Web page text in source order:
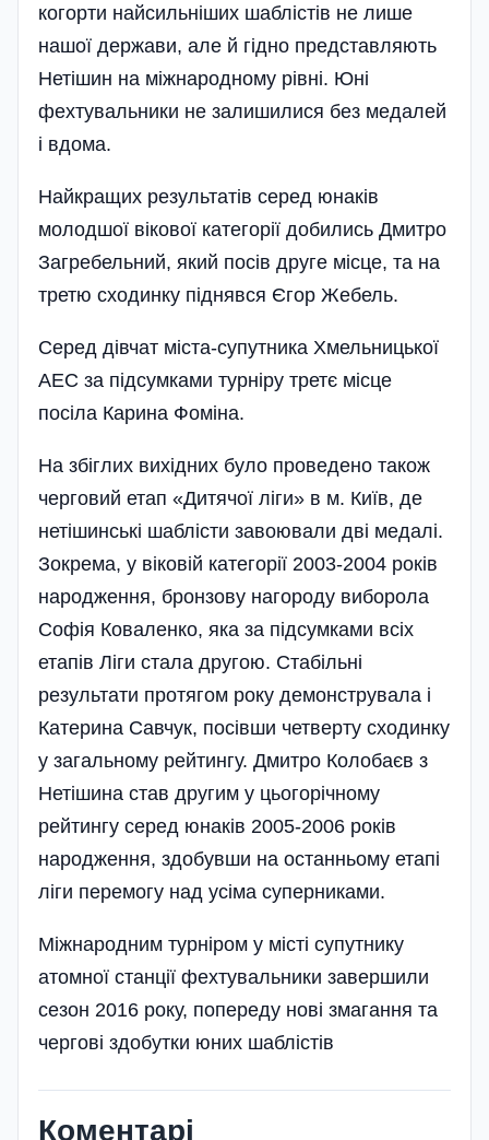
когорти найсильніших шаблістів не лише
нашої держави, але й гідно представляють
Нетішин на міжнародному рівні. Юні
фехтувальники не залишилися без медалей
і вдома.
Найкращих результатів серед юна­­ків
молодшої вікової категорії добились Дмитро
Загребельний, який посів друге місце, та на
третю сходинку піднявся Єгор Жебель.
Серед дівчат міста-супутника Хмельницької
АЕС за підсумками турніру третє місце
посіла Карина Фоміна.
На збіглих вихідних було проведено також
черговий етап «Дитячої ліги» в м. Київ, де
нетішинські шаблі­сти завоювали дві медалі.
Зокрема, у віковій категорії 2003-2004 років
народження, бронзову нагороду виборола
Софія Коваленко, яка за підсумками всіх
етапів Ліги стала другою. Стабільні
результати протягом року демонструвала і
Катерина Савчук, посівши четверту сходинку
у загальному рейтингу. Дмитро Колобаєв з
Нетішина став другим у цьогорічному
рейтингу серед юнаків 2005-2006 років
наро­дження, здобувши на останньому етапі
ліги перемогу над усіма суперниками.
Міжнародним турніром у місті супутнику
атомної станції фехтувальники завершили
сезон 2016 року, попереду нові змагання та
чергові здобутки юних шаблістів
Коментарі